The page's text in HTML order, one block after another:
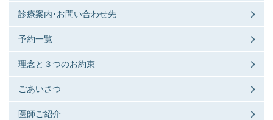
診療案内･お問い合わせ先
予約一覧
理念と３つのお約束
ごあいさつ
医師ご紹介